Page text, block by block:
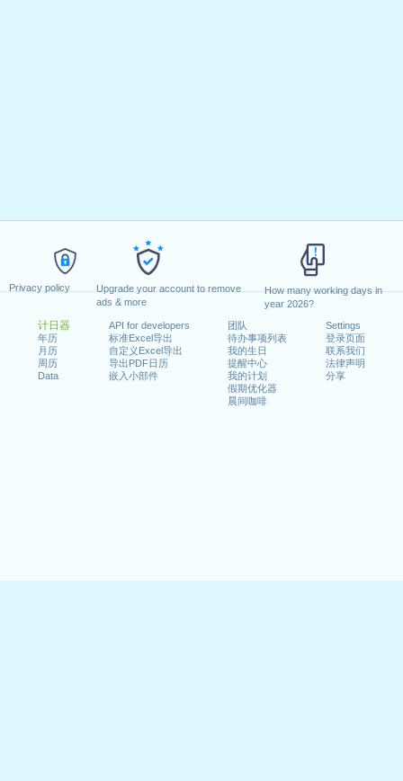
Privacy policy
Upgrade your account to remove
ads & more
How many working days in
year 2026?
计日器
年历
月历
周历
Data
API for developers
标准Excel导出
自定义Excel导出
导出PDF日历
嵌入小部件
团队
待办事项列表
我的生日
提醒中心
我的计划
假期优化器
晨间咖啡
Settings
登录页面
联系我们
法律声明
分享